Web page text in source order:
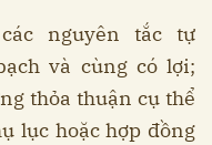
nguyên tắc tự
và cùng có lợi;
thỏa thuận cụ thể
lục hoặc hợp đồng